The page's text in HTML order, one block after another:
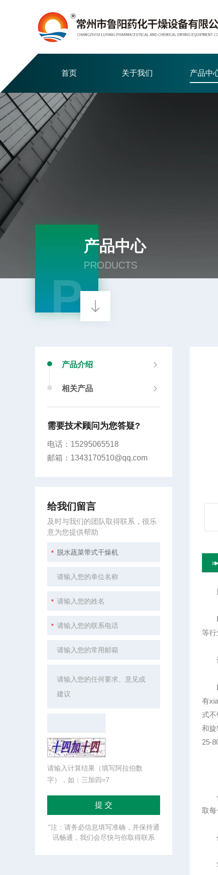
首页 关于我们 产品中
产品中心
PRODUCTS
P
脱
等行
设
有
式
和
25-
公
取每
优
零
产品介绍
相关产品
需要技术顾问为您答疑?
电话：15295065518
邮箱：1343170510@qq.com
给我们留言
及时与我们的团队取得联系，很乐
意为您提供帮助
请输入计算结果（填写阿拉伯数
字），如：三加四=7
"注：请务必信息填写准确，并保持通
讯畅通，我们会尽快与你取得联系